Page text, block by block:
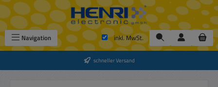
Zum Hauptinhalt springen
Navigation inkl. MwSt.
schneller Versand